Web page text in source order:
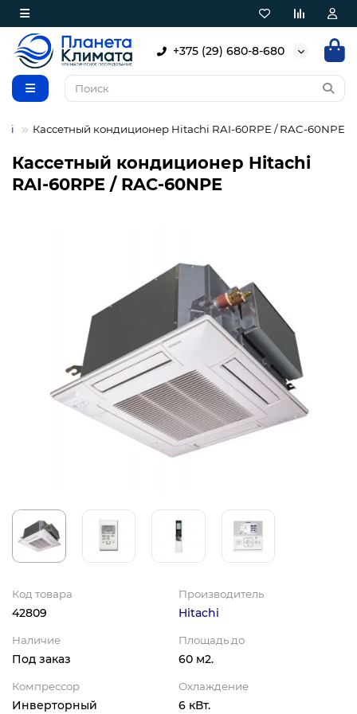
+375 (29) 680-8-680
Кассетный кондиционер Hitachi RAI-60RPE / RAC-60NPE
Кассетный кондиционер Hitachi
RAI-60RPE / RAC-60NPE
Код товара
42809
Производитель
Hitachi
Наличие
Под заказ
Площадь до
60 м2.
Компрессор
Инверторный
Охлаждение
6 кВт.